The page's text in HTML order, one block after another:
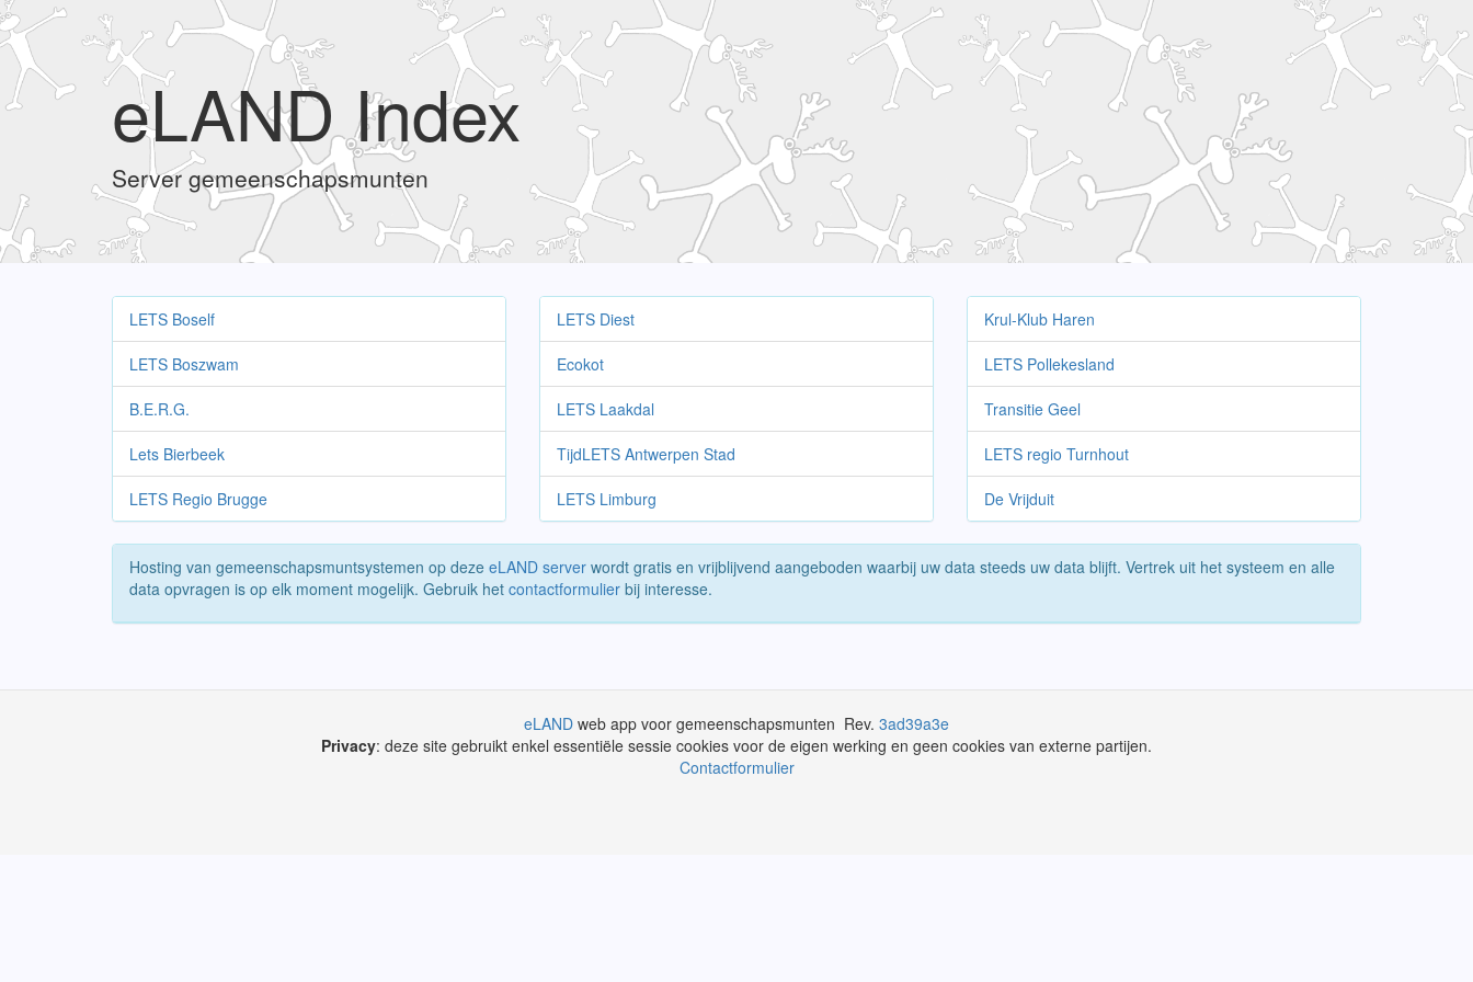
eLAND Index
Server gemeenschapsmunten
LETS Boself
LETS Boszwam
B.E.R.G.
Lets Bierbeek
LETS Regio Brugge
LETS Diest
Ecokot
LETS Laakdal
TijdLETS Antwerpen Stad
LETS Limburg
Krul-Klub Haren
LETS Pollekesland
Transitie Geel
LETS regio Turnhout
De Vrijduit
Hosting van gemeenschapsmuntsystemen op deze eLAND server wordt gratis en vrijblijvend aangeboden waarbij uw data steeds uw data blijft. Vertrek uit het systeem en alle
data opvragen is op elk moment mogelijk. Gebruik het contactformulier bij interesse.
eLAND web app voor gemeenschapsmunten Rev. 3ad39a3e
Privacy: deze site gebruikt enkel essentiële sessie cookies voor de eigen werking en geen cookies van externe partijen.
Contactformulier